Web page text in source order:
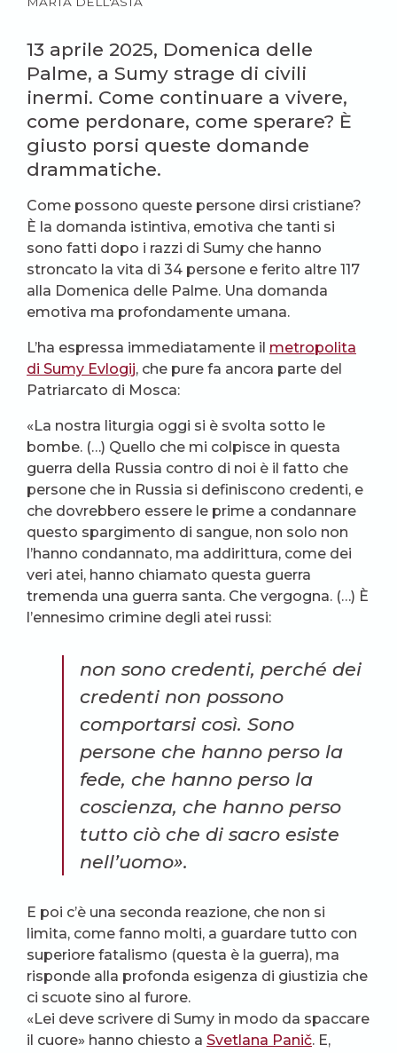
13 aprile 2025, Domenica delle
Palme, a Sumy strage di civili
inermi. Come continuare a vivere,
come perdonare, come sperare? È
giusto porsi queste domande
drammatiche.
Come possono queste persone dirsi cristiane?
È la domanda istintiva, emotiva che tanti si
sono fatti dopo i razzi di Sumy che hanno
stroncato la vita di 34 persone e ferito altre 117
alla Domenica delle Palme. Una domanda
emotiva ma profondamente umana.
L’ha espressa immediatamente il metropolita
di Sumy Evlogij, che pure fa ancora parte del
Patriarcato di Mosca:
«La nostra liturgia oggi si è svolta sotto le
bombe. (…) Quello che mi colpisce in questa
guerra della Russia contro di noi è il fatto che
persone che in Russia si definiscono credenti, e
che dovrebbero essere le prime a condannare
questo spargimento di sangue, non solo non
l’hanno condannato, ma addirittura, come dei
veri atei, hanno chiamato questa guerra
tremenda una guerra santa. Che vergogna. (…) È
l’ennesimo crimine degli atei russi:
non sono credenti, perché dei
credenti non possono
comportarsi così. Sono
persone che hanno perso la
fede, che hanno perso la
coscienza, che hanno perso
tutto ciò che di sacro esiste
nell’uomo».
E poi c’è una seconda reazione, che non si
limita, come fanno molti, a guardare tutto con
superiore fatalismo (questa è la guerra), ma
risponde alla profonda esigenza di giustizia che
ci scuote sino al furore.
«Lei deve scrivere di Sumy in modo da spaccare
il cuore» hanno chiesto a Svetlana Panič. E,